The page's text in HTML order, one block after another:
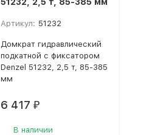
Артикул: 51232
Домкрат гидравлический
подкатной с фиксатором
Denzel 51232, 2,5 т, 85-385
мм
6 417 ₽
В наличии